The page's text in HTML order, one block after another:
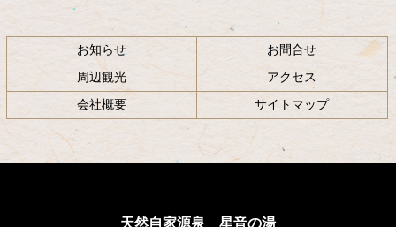
お知らせ お問合せ
周辺観光 アクセス
会社概要 サイトマップ
天然自家源泉 星音の湯